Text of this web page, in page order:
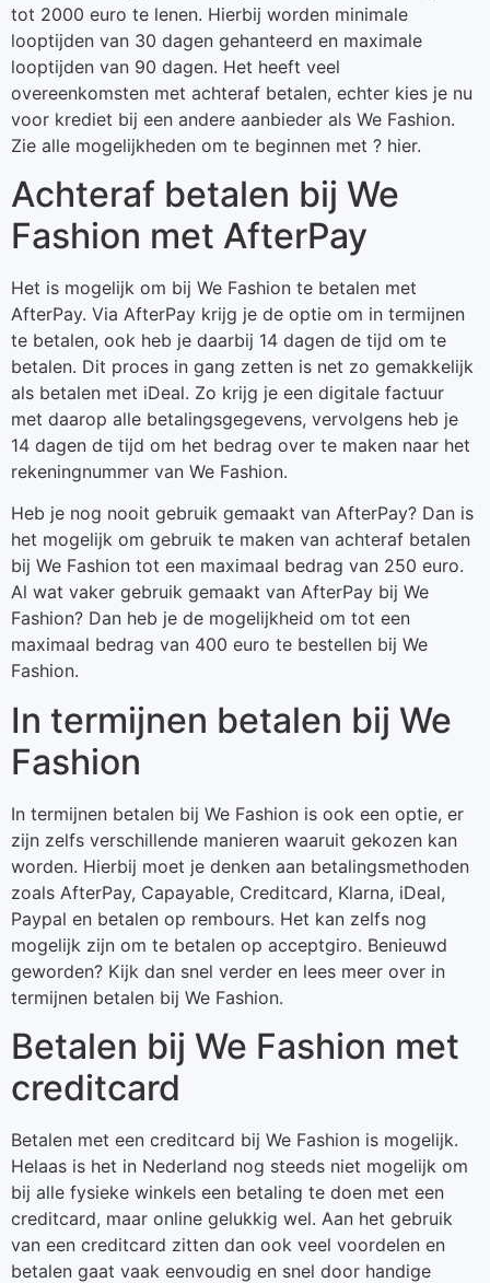
tot 2000 euro te lenen. Hierbij worden minimale
looptijden van 30 dagen gehanteerd en maximale
looptijden van 90 dagen. Het heeft veel
overeenkomsten met achteraf betalen, echter kies je nu
voor krediet bij een andere aanbieder als We Fashion.
Zie alle mogelijkheden om te beginnen met ? hier.
Achteraf betalen bij We
Fashion met AfterPay
Het is mogelijk om bij We Fashion te betalen met
AfterPay. Via AfterPay krijg je de optie om in termijnen
te betalen, ook heb je daarbij 14 dagen de tijd om te
betalen. Dit proces in gang zetten is net zo gemakkelijk
als betalen met iDeal. Zo krijg je een digitale factuur
met daarop alle betalingsgegevens, vervolgens heb je
14 dagen de tijd om het bedrag over te maken naar het
rekeningnummer van We Fashion.
Heb je nog nooit gebruik gemaakt van AfterPay? Dan is
het mogelijk om gebruik te maken van achteraf betalen
bij We Fashion tot een maximaal bedrag van 250 euro.
Al wat vaker gebruik gemaakt van AfterPay bij We
Fashion? Dan heb je de mogelijkheid om tot een
maximaal bedrag van 400 euro te bestellen bij We
Fashion.
In termijnen betalen bij We
Fashion
In termijnen betalen bij We Fashion is ook een optie, er
zijn zelfs verschillende manieren waaruit gekozen kan
worden. Hierbij moet je denken aan betalingsmethoden
zoals AfterPay, Capayable, Creditcard, Klarna, iDeal,
Paypal en betalen op rembours. Het kan zelfs nog
mogelijk zijn om te betalen op acceptgiro. Benieuwd
geworden? Kijk dan snel verder en lees meer over in
termijnen betalen bij We Fashion.
Betalen bij We Fashion met
creditcard
Betalen met een creditcard bij We Fashion is mogelijk.
Helaas is het in Nederland nog steeds niet mogelijk om
bij alle fysieke winkels een betaling te doen met een
creditcard, maar online gelukkig wel. Aan het gebruik
van een creditcard zitten dan ook veel voordelen en
betalen gaat vaak eenvoudig en snel door handige